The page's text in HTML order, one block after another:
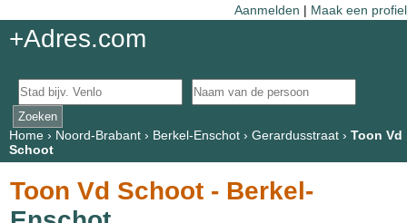
Aanmelden | Maak een profiel
+Adres.com
Home› Noord-Brabant› Berkel-Enschot› Gerardusstraat› Toon Vd
Schoot
Toon Vd Schoot - Berkel-